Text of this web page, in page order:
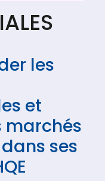
les
et
marchés
ses